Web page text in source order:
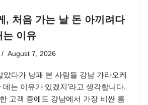
, 처음 가는 날 돈 아끼려다
는 이유
August 7, 2026
았다가 낭패 본 사람들 강남 가라오케
데는 이유가 있겠지’라고 생각합니다.
고객 중에도 강남에서 가장 비싼 룸